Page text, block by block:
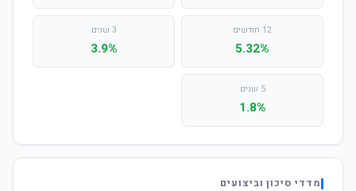
12 חודשים
5.32%
3 שנים
3.9%
5 שנים
1.8%
מדדי סיכון וביצועים